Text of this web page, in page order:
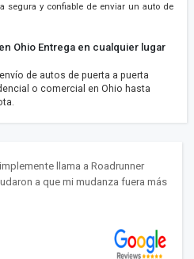
segura y confiable de enviar un auto de
Ohio Entrega en cualquier lugar
de autos de puerta a puerta
o comercial en Ohio hasta
llama a Roadrunner
a que mi mudanza fuera más